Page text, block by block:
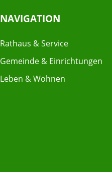
NAVIGATION
Rathaus & Service
Gemeinde & Einrichtungen
Leben & Wohnen